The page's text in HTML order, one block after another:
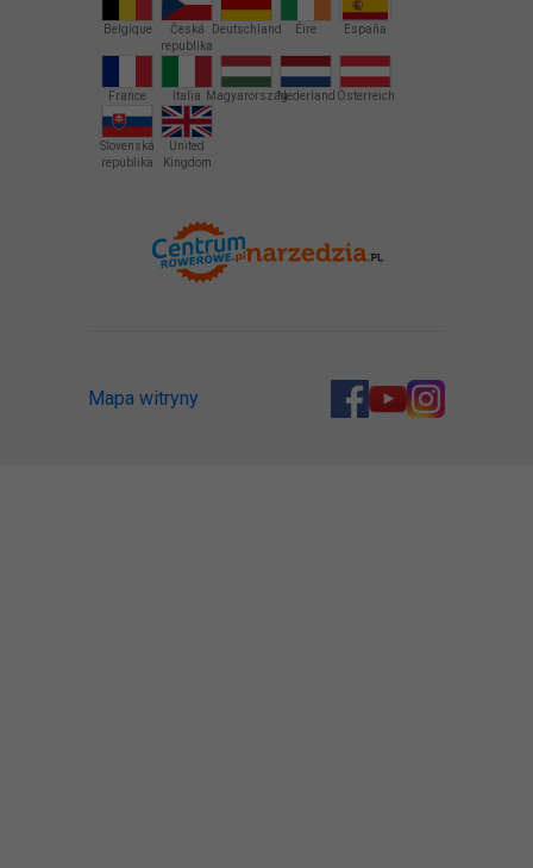
Belgique
Česká
republika
Deutschland Éire España
France Italia MagyarországNederland Österreich
Slovenská
republika
United
Kingdom
Mapa witryny